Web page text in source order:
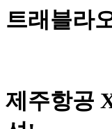
트래블라
제주항공